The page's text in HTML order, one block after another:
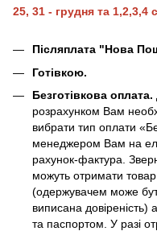
25, 31 - грудня та 1,2,3,4
Післяплата "Нова
Готівкою.
Безготівкова оплата.
розрахунком Вам
вибрати тип оплати
менеджером Вам на
рахунок-фактура.
можуть отримати
(одержувачем може
виписана довіреність)
та паспортом. У разі